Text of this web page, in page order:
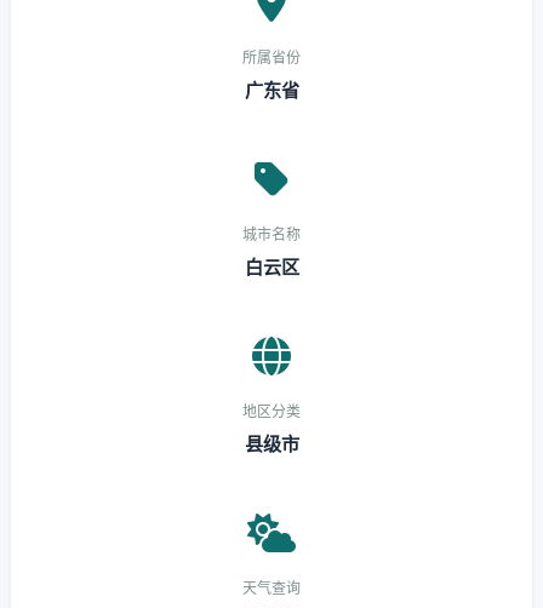
所属省份
广东省
城市名称
白云区
地区分类
县级市
天气查询